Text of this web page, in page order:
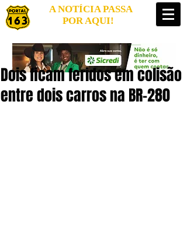
A NOTÍCIA PASSA
POR AQUI!
Dois ficam feridos em colisão
entre dois carros na BR-280